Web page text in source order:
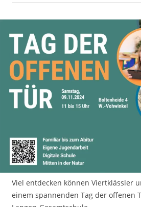
» Politik
» Wirtschaft
Werbung
Datenschutz
Impressum
Viel entdecken können Viertklässler
einem spannenden Tag der offenen